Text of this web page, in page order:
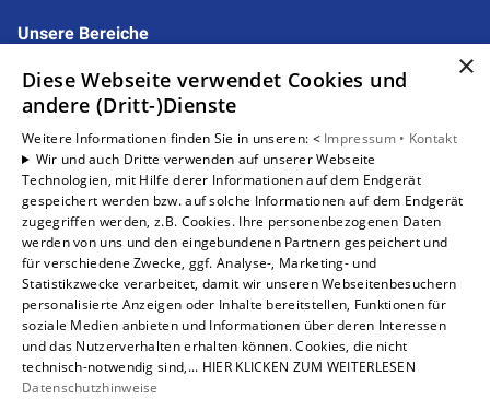
Unsere Bereiche
Gewerbekunden
Karriere
Unternehmen
Kontakt
Um externe HTML-Inhalte anzuzeigen, benötigen wir
Ihre Einwilligung.
Weitere Informationen finden Sie in unserer
Datenschutzerklärung.
Cookie-Einstellungen öffnen
×
Diese Webseite verwendet Cookies und
andere (Dritt-)Dienste
Weitere Informationen finden Sie in unseren: < Impressum • Kontakt
Wir und auch Dritte verwenden auf unserer Webseite
Technologien, mit Hilfe derer Informationen auf dem Endgerät
gespeichert werden bzw. auf solche Informationen auf dem Endgerät
zugegriffen werden, z.B. Cookies. Ihre personenbezogenen Daten
werden von uns und den eingebundenen Partnern gespeichert und
für verschiedene Zwecke, ggf. Analyse-, Marketing- und
Statistikzwecke verarbeitet, damit wir unseren Webseitenbesuchern
personalisierte Anzeigen oder Inhalte bereitstellen, Funktionen für
soziale Medien anbieten und Informationen über deren Interessen
und das Nutzerverhalten erhalten können. Cookies, die nicht
technisch-notwendig sind,... HIER KLICKEN ZUM WEITERLESEN
Datenschutzhinweise